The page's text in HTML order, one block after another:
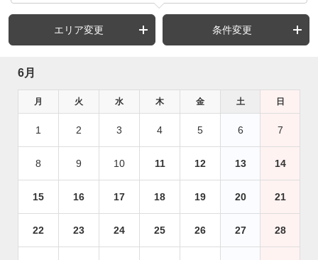
エリア変更 条件変更
6月
月 火 水 木 金 土 日
1 2 3 4 5 6 7
8 9 10 11 12 13 14
15 16 17 18 19 20 21
22 23 24 25 26 27 28